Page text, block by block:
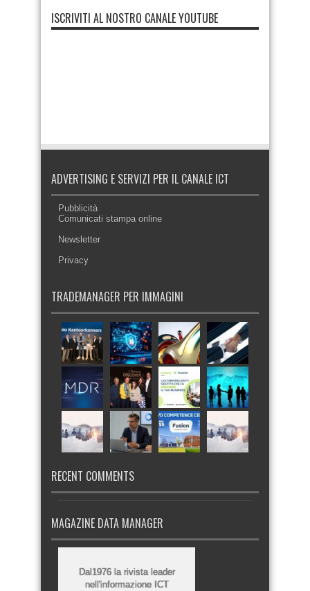
ISCRIVITI AL NOSTRO CANALE YOUTUBE
ADVERTISING E SERVIZI PER IL CANALE ICT
Pubblicità
Comunicati stampa online
Newsletter
Privacy
TRADEMANAGER PER IMMAGINI
RECENT COMMENTS
MAGAZINE DATA MANAGER
Dal1976 la rivista leader
nell'informazione ICT